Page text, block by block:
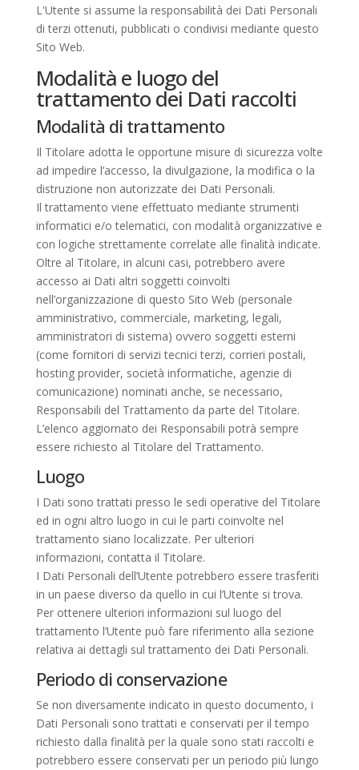
L'Utente si assume la responsabilità dei Dati Personali
di terzi ottenuti, pubblicati o condivisi mediante questo
Sito Web.
Modalità e luogo del
trattamento dei Dati raccolti
Modalità di trattamento
Il Titolare adotta le opportune misure di sicurezza volte
ad impedire l’accesso, la divulgazione, la modifica o la
distruzione non autorizzate dei Dati Personali.
Il trattamento viene effettuato mediante strumenti
informatici e/o telematici, con modalità organizzative e
con logiche strettamente correlate alle finalità indicate.
Oltre al Titolare, in alcuni casi, potrebbero avere
accesso ai Dati altri soggetti coinvolti
nell’organizzazione di questo Sito Web (personale
amministrativo, commerciale, marketing, legali,
amministratori di sistema) ovvero soggetti esterni
(come fornitori di servizi tecnici terzi, corrieri postali,
hosting provider, società informatiche, agenzie di
comunicazione) nominati anche, se necessario,
Responsabili del Trattamento da parte del Titolare.
L’elenco aggiornato dei Responsabili potrà sempre
essere richiesto al Titolare del Trattamento.
Luogo
I Dati sono trattati presso le sedi operative del Titolare
ed in ogni altro luogo in cui le parti coinvolte nel
trattamento siano localizzate. Per ulteriori
informazioni, contatta il Titolare.
I Dati Personali dell’Utente potrebbero essere trasferiti
in un paese diverso da quello in cui l’Utente si trova.
Per ottenere ulteriori informazioni sul luogo del
trattamento l’Utente può fare riferimento alla sezione
relativa ai dettagli sul trattamento dei Dati Personali.
Periodo di conservazione
Se non diversamente indicato in questo documento, i
Dati Personali sono trattati e conservati per il tempo
richiesto dalla finalità per la quale sono stati raccolti e
potrebbero essere conservati per un periodo più lungo